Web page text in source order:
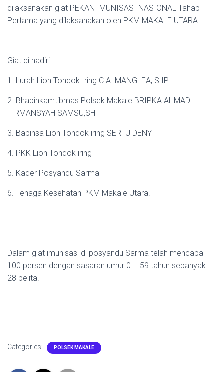
dilaksanakan giat PEKAN IMUNISASI NASIONAL Tahap
Pertama yang dilaksanakan oleh PKM MAKALE UTARA.
Giat di hadiri:
1. Lurah Lion Tondok Iring C.A. MANGLEA, S.IP
2. Bhabinkamtibmas Polsek Makale BRIPKA AHMAD
FIRMANSYAH SAMSU,SH
3. Babinsa Lion Tondok iring SERTU DENY
4. PKK Lion Tondok iring
5. Kader Posyandu Sarma
6. Tenaga Kesehatan PKM Makale Utara.
Dalam giat imunisasi di posyandu Sarma telah mencapai
100 persen dengan sasaran umur 0 – 59 tahun sebanyak
28 belita.
Categories: POLSEK MAKALE